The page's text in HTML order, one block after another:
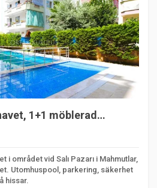
1+1 möblerad
och parkering
i området vid Salı Pazarı i Mahmutlar,
Utomhuspool, parkering, säkerhet
hissar.